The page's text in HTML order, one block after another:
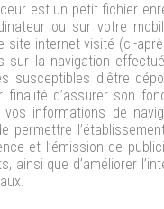
est un petit fichier
ou sur votre
site internet visité (ci-
sur la navigation
susceptibles d'être
finalité d’assurer son
informations de
permettre
et l’émission de
ainsi que d’améliorer